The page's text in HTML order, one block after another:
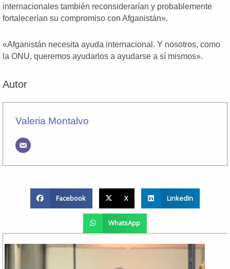
internacionales también reconsiderarían y probablemente
fortalecerían su compromiso con Afganistán».
«Afganistán necesita ayuda internacional. Y nosotros, como
la ONU, queremos ayudarlos a ayudarse a sí mismos».
Autor
Valeria Montalvo
Facebook X LinkedIn
WhatsApp